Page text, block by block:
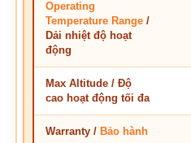
Operating
Temperature Range/
Dải nhiệt độ hoạt
động
Max Altitude / Độ
cao hoạt động tối đa
Warranty / Bảo hành